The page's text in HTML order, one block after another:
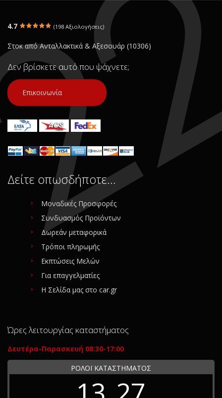
4.7 (198 Αξιολογήσεις)
Στοκ από Ανταλλακτικά & Αξεσουάρ (10306)
Δεν βρίσκετε αυτό που ψάχνετε;
Επικοινωνία
Δείτε οπωσδήποτε…
Μοναδικές Προσφορές
Συνδυασμός Προϊόντων
Δωρεάν μεταφορικά
Τρόποι πληρωμής
Εκπτώσεις Μελών
Για επαγγελματίες
Η Σελίδα μας στο car.gr
Ώρες λειτουργίας καταστήματος
Δευτέρα-Παρασκευή 08:30-17:00
ΡΟΛΟΪ ΚΑΤΑΣΤΗΜΑΤΟΣ